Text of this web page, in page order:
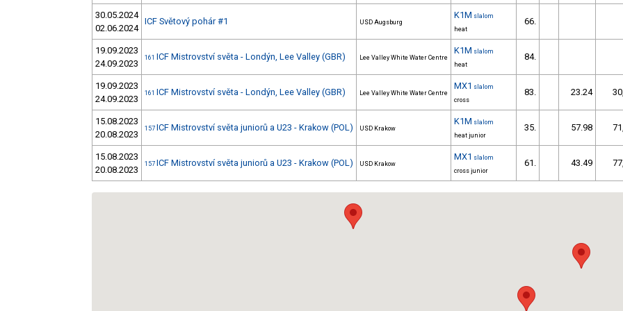
30.05.2024
02.06.2024
ICF Světový pohár #1 USD Augsburg
K1M slalom
heat
66.
19.09.2023
24.09.2023
161 ICF Mistrovství světa - Londýn, Lee Valley (GBR) Lee Valley White Water Centre
K1M slalom
heat
84.
19.09.2023
24.09.2023
161 ICF Mistrovství světa - Londýn, Lee Valley (GBR) Lee Valley White Water Centre
MX1 slalom
cross
83. 23.24
15.08.2023
20.08.2023
157 ICF Mistrovství světa juniorů a U23 - Krakow (POL) USD Krakow
K1M slalom
heat junior
35. 57.98
15.08.2023
20.08.2023
157 ICF Mistrovství světa juniorů a U23 - Krakow (POL) USD Krakow
MX1 slalom
cross junior
61. 43.49